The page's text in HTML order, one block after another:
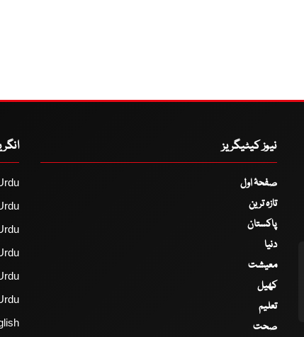
نیوز کیٹیگریز
صفحۂ اول
تازہ ترین
پاکستان
دنیا
معیشت
کھیل
تعلیم
صحت